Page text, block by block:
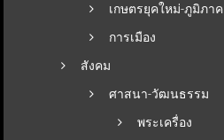
เกษตรยุคใหม่-ภูมิภาค
การเมือง
สังคม
ศาสนา-วัฒนธรรม
พระเครื่อง